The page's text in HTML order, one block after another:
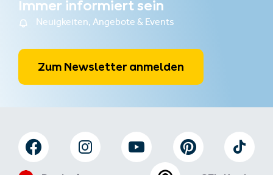
Immer informiert sein
Neuigkeiten, Angebote & Events
Zum Newsletter anmelden